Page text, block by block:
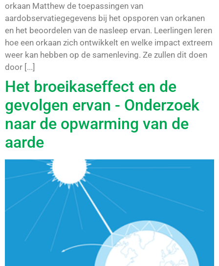
orkaan Matthew de toepassingen van
aardobservatiegegevens bij het opsporen van orkanen
en het beoordelen van de nasleep ervan. Leerlingen leren
hoe een orkaan zich ontwikkelt en welke impact extreem
weer kan hebben op de samenleving. Ze zullen dit doen
door [...]
Het broeikaseffect en de
gevolgen ervan - Onderzoek
naar de opwarming van de
aarde